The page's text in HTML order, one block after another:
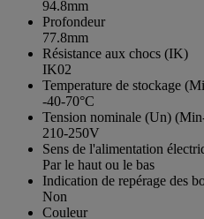
94.8mm
Profondeur
77.8mm
Résistance aux chocs (IK)
IK02
Temperature de stockage
-40-70°C
Tension nominale (Un)
210-250V
Sens de l'alimentation
Par le haut ou le bas
Indication de repérage des
Non
Couleur